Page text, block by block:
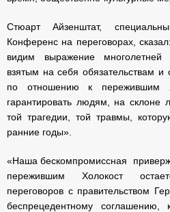
Стюарт Айзенштат,
Конференс на переговорах,
видим выражение многолетней
взятым на себя обязательствам и
по отношению к пережившим
гарантировать людям, на склоне
той трагедии, той травмы,
ранние годы».
«Наша бескомпромиссная
пережившим Холокост
переговоров с правительством
беспрецедентному соглашению,